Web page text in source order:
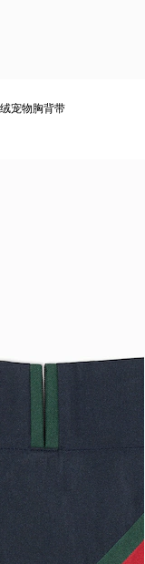
宠物胸背带